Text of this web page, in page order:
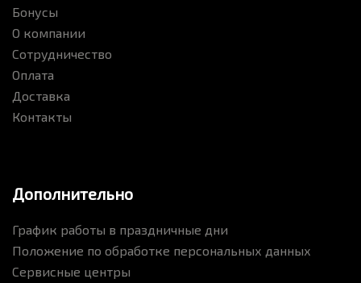
Бонусы
О компании
Сотрудничество
Оплата
Доставка
Контакты
Дополнительно
График работы в праздничные дни
Положение по обработке персональных данных
Сервисные центры